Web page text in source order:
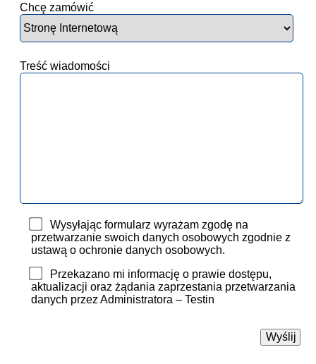
Chcę zamówić
Treść wiadomości
Wysyłając formularz wyrażam zgodę na
przetwarzanie swoich danych osobowych zgodnie z
ustawą o ochronie danych osobowych.
Przekazano mi informację o prawie dostępu,
aktualizacji oraz żądania zaprzestania przetwarzania
danych przez Administratora – Testin